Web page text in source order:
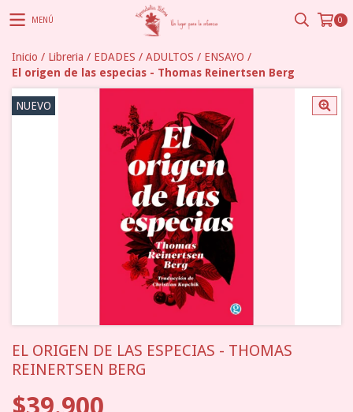
MENÚ 0
Inicio / Libreria / EDADES / ADULTOS / ENSAYO /
El origen de las especias - Thomas Reinertsen Berg
NUEVO
EL ORIGEN DE LAS ESPECIAS - THOMAS
REINERTSEN BERG